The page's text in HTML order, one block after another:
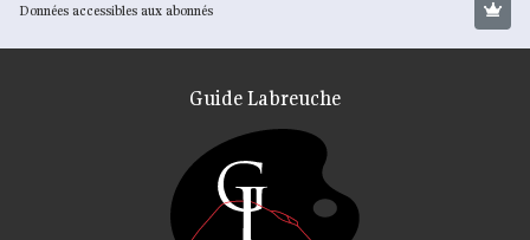
Données accessibles aux abonnés
Guide Labreuche